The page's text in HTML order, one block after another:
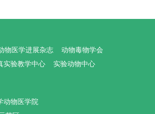
物医学进展杂志
动物毒物学会
实验教学中心
实验动物中心
动物医学院